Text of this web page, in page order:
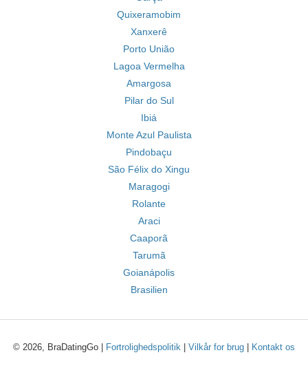
Quixeramobim
Xanxerê
Porto União
Lagoa Vermelha
Amargosa
Pilar do Sul
Ibiá
Monte Azul Paulista
Pindobaçu
São Félix do Xingu
Maragogi
Rolante
Araci
Caaporã
Tarumã
Goianápolis
Brasilien
© 2026, BraDatingGo | Fortrolighedspolitik Vilkår for brug Kontakt os